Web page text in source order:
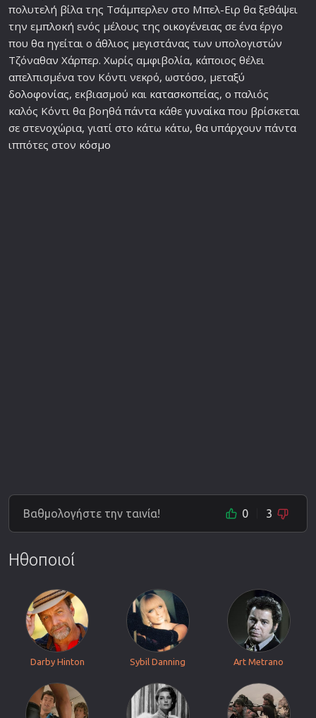
πολυτελή βίλα της Τσάμπερλεν στο Μπελ-Ειρ θα ξεθάψει
την εμπλοκή ενός μέλους της οικογένειας σε ένα έργο
που θα ηγείται ο άθλιος μεγιστάνας των υπολογιστών
Τζόναθαν Χάρπερ. Χωρίς αμφιβολία, κάποιος θέλει
απελπισμένα τον Κόντι νεκρό, ωστόσο, μεταξύ
δολοφονίας, εκβιασμού και κατασκοπείας, ο παλιός
καλός Κόντι θα βοηθά πάντα κάθε γυναίκαπου βρίσκεται
σε στενοχώρια, γιατί στο κάτω κάτω, θα υπάρχουν πάντα
ιππότες στον κόσμο
Βαθμολογήστε την ταινία! 0 3
Ηθοποιοί
Darby Hinton Sybil Danning Art Metrano